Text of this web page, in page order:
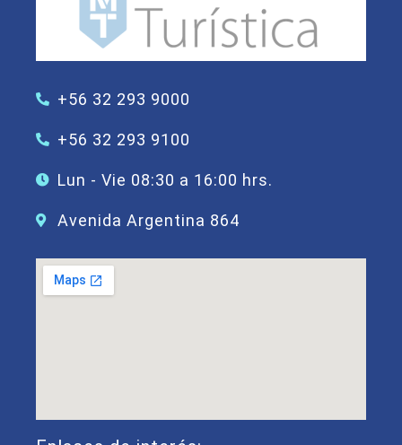
+56 32 293 9000
+56 32 293 9100
Lun - Vie 08:30 a 16:00 hrs.
Avenida Argentina 864